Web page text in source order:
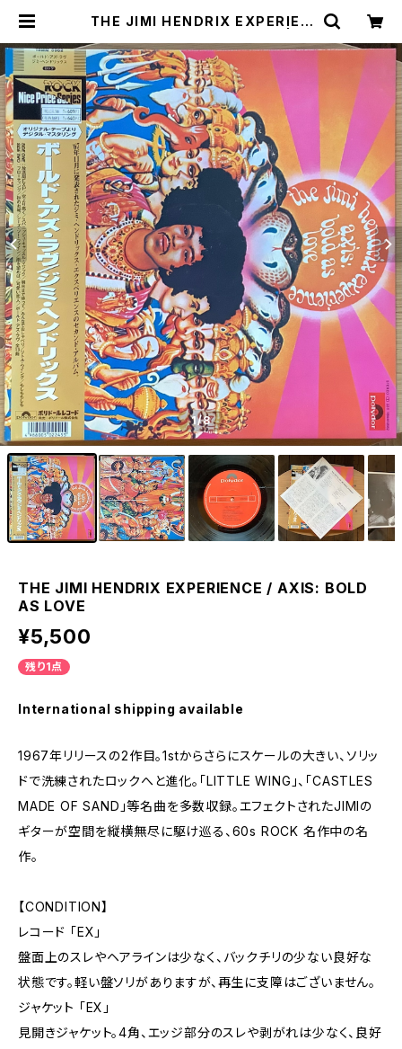
THE JIMI HENDRIX EXPERIEN
astic Soul Records
1/8
THE JIMI HENDRIX EXPERIENCE / AXIS: BOLD
AS LOVE
¥5,500
残り1点
International shipping available
1967年リリースの2作目。1stからさらにスケールの大きい、ソリッ
ドで洗練されたロックへと進化。「LITTLE WING」、「CASTLES
MADE OF SAND」等名曲を多数収録。エフェクトされたJIMIの
ギターが空間を縦横無尽に駆け巡る、60s ROCK 名作中の名
作。
【CONDITION】
レコード 「EX」
盤面上のスレやヘアラインは少なく、バックチリの少ない良好な
状態です。軽い盤ソリがありますが、再生に支障はございません。
ジャケット 「EX」
見開きジャケット。4角、エッジ部分のスレや剥がれは少なく、良好